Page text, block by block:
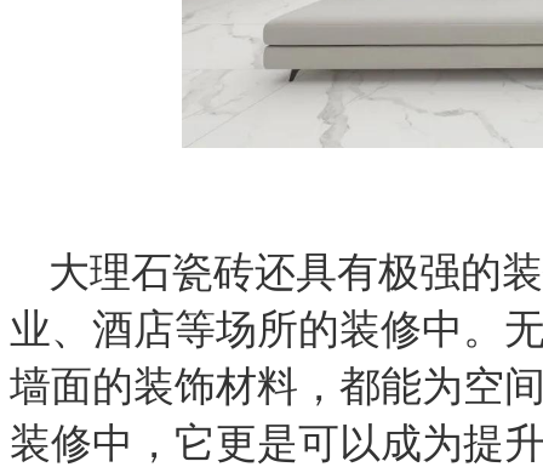
大理石瓷砖还具有极强的
业、酒店等场所的装修中。
墙面的装饰材料，都能为空
装修中，它更是可以成为提